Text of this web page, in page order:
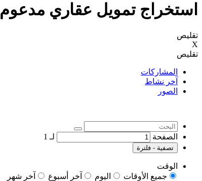
استخراج تمويل عقاري مدعوم 2 مليون كاش
تقليص
X
تقليص
المشاركات
آخر نشاط
الصور
الصفحة لـ 1
تصفية - فلترة
الوقت
جميع الأوقات
اليوم آخر أسبوع
آخر شهر